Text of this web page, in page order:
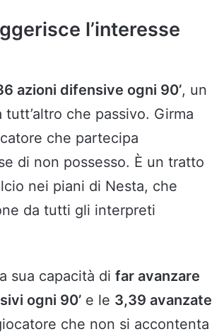
l’interesse
azioni difensive ogni 90’, un
che passivo. Girma
che partecipa
di non possesso. È un tratto
nei piani di Nesta, che
da tutti gli interpreti
sua capacità di far avanzare
ogni 90’ e le 3,39 avanzate
che non si accontenta